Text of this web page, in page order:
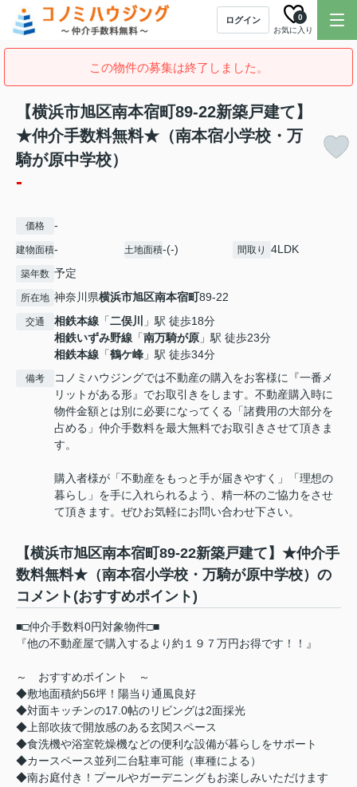
ログイン
お気に入り
0
この物件の募集は終了しました。
【横浜市旭区南本宿町89-22新築戸建て】
★仲介手数料無料★（南本宿小学校・万
騎が原中学校）
-
価格 -
建物面積- 土地面積-(-) 間取り 4LDK
築年数 予定
所在地 神奈川県横浜市旭区南本宿町89-22
交通 相鉄本線 「二俣川
」駅 徒歩18分
相鉄いずみ野線 「南万騎が原 」駅 徒歩23分
相鉄本線 「鶴ケ峰 」駅 徒歩34分
備考
コノミハウジングでは不動産の購入をお客様に『一番メ
リットがある形』でお取引きをします。不動産購入時に
物件金額とは別に必要になってくる「諸費用の大部分を
占める」仲介手数料を最大無料でお取引きさせて頂きま
す。
購入者様が「不動産をもっと手が届きやすく」「理想の
暮らし」を手に入れられるよう、精一杯のご協力をさせ
て頂きます。ぜひお気軽にお問い合わせ下さい。
【横浜市旭区南本宿町89-22新築戸建て】★仲介手
数料無料★（南本宿小学校・万騎が原中学校）の
コメント(おすすめポイント)
■□仲介手数料0円対象物件□■
『他の不動産屋で購入するより約１９７万円お得です！！』
～ おすすめポイント ～
◆敷地面積約56坪！陽当り通風良好
◆対面キッチンの17.0帖のリビングは2面採光
◆上部吹抜で開放感のある玄関スペース
◆食洗機や浴室乾燥機などの便利な設備が暮らしをサポート
◆カースペース並列二台駐車可能（車種による）
◆南お庭付き！プールやガーデニングもお楽しみいただけます